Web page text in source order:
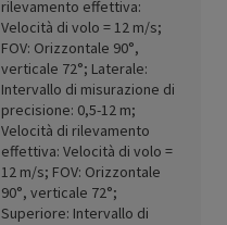
rilevamento effettiva:
Velocità di volo = 12 m/s;
FOV: Orizzontale 90°,
verticale 72°; Laterale:
Intervallo di misurazione di
precisione: 0,5-12 m;
Velocità di rilevamento
effettiva: Velocità di volo =
12 m/s; FOV: Orizzontale
90°, verticale 72°;
Superiore: Intervallo di